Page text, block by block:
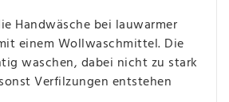
Handwäsche bei lauwarmer
einem Wollwaschmittel. Die
waschen, dabei nicht zu stark
Verfilzungen entstehen